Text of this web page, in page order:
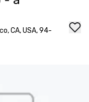
CA, USA, 94-